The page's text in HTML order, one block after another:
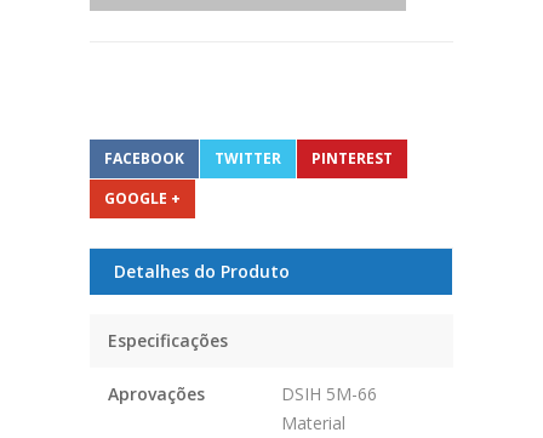
FACEBOOK TWITTER
PINTEREST
GOOGLE +
Detalhes do Produto
Especificações
Aprovações
DSIH 5M-66
Material